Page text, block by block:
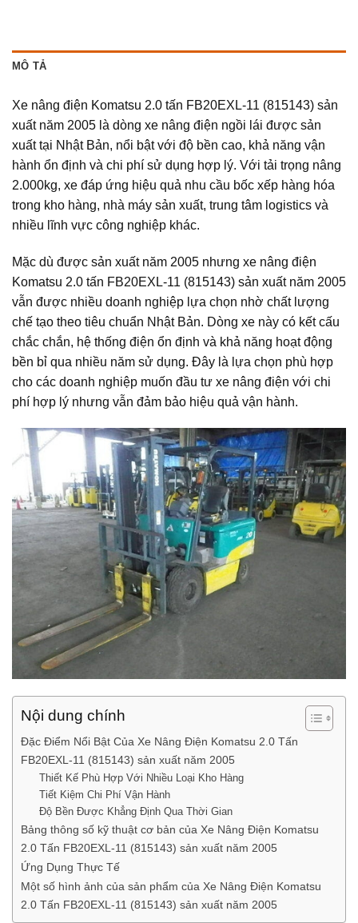
MÔ TẢ
Xe nâng điện Komatsu 2.0 tấn FB20EXL-11 (815143) sản
xuất năm 2005 là dòng xe nâng điện ngồi lái được sản
xuất tại Nhật Bản, nổi bật với độ bền cao, khả năng vận
hành ổn định và chi phí sử dụng hợp lý. Với tải trọng nâng
2.000kg, xe đáp ứng hiệu quả nhu cầu bốc xếp hàng hóa
trong kho hàng, nhà máy sản xuất, trung tâm logistics và
nhiều lĩnh vực công nghiệp khác.
Mặc dù được sản xuất năm 2005 nhưng xe nâng điện
Komatsu 2.0 tấn FB20EXL-11 (815143) sản xuất năm 2005
vẫn được nhiều doanh nghiệp lựa chọn nhờ chất lượng
chế tạo theo tiêu chuẩn Nhật Bản. Dòng xe này có kết cấu
chắc chắn, hệ thống điện ổn định và khả năng hoạt động
bền bỉ qua nhiều năm sử dụng. Đây là lựa chọn phù hợp
cho các doanh nghiệp muốn đầu tư xe nâng điện với chi
phí hợp lý nhưng vẫn đảm bảo hiệu quả vận hành.
Nội dung chính
Đặc Điểm Nổi Bật Của Xe Nâng Điện Komatsu 2.0 Tấn
FB20EXL-11 (815143) sản xuất năm 2005
Thiết Kế Phù Hợp Với Nhiều Loại Kho Hàng
Tiết Kiệm Chi Phí Vận Hành
Độ Bền Được Khẳng Định Qua Thời Gian
Bảng thông số kỹ thuật cơ bản của Xe Nâng Điện Komatsu
2.0 Tấn FB20EXL-11 (815143) sản xuất năm 2005
Ứng Dụng Thực Tế
Một số hình ảnh của sản phẩm của Xe Nâng Điện Komatsu
2.0 Tấn FB20EXL-11 (815143) sản xuất năm 2005